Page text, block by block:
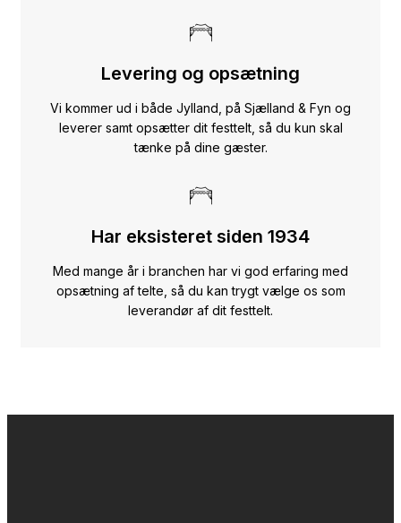
Levering og opsætning
Vi kommer ud i både Jylland, på Sjælland & Fyn og
leverer samt opsætter dit festtelt, så du kun skal
tænke på dine gæster.
Har eksisteret siden 1934
Med mange år i branchen har vi god erfaring med
opsætning af telte, så du kan trygt vælge os som
leverandør af dit festtelt.